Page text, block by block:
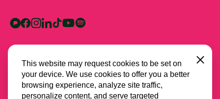
This website may request cookies to be set on
your device. We use cookies to offer you a better
browsing experience, analyze site traffic,
personalize content, and serve targeted
Close